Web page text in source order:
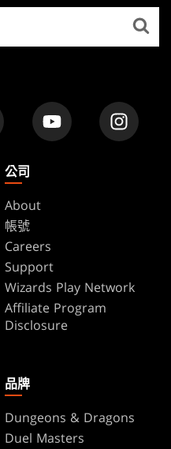
公司
About
帳號
Careers
Support
Wizards Play Network
Affiliate Program
Disclosure
品牌
Dungeons & Dragons
Duel Masters